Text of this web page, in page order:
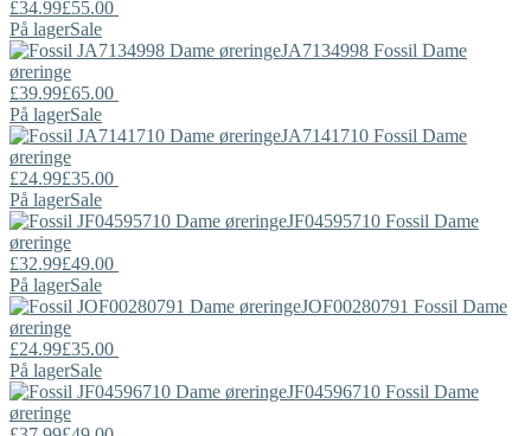
£34.99£55.00
På lagerSale
JA7134998 Fossil Dame
øreringe
£39.99£65.00
På lagerSale
JA7141710 Fossil Dame
øreringe
£24.99£35.00
På lagerSale
JF04595710 Fossil Dame
øreringe
£32.99£49.00
På lagerSale
JOF00280791 Fossil Dame
øreringe
£24.99£35.00
På lagerSale
JF04596710 Fossil Dame
øreringe